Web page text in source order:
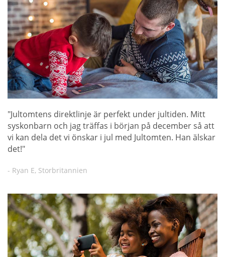
"Jultomtens direktlinje är perfekt under jultiden. Mitt
syskonbarn och jag träffas i början på december så att
vi kan dela det vi önskar i jul med Jultomten. Han älskar
det!"
- Ryan E, Storbritannien